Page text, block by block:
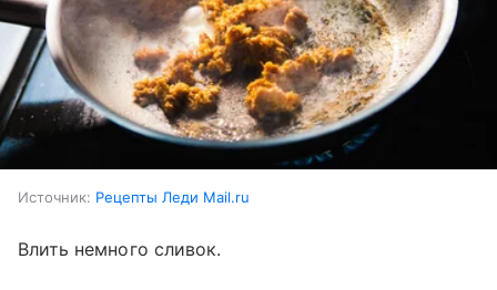
Источник: Рецепты Леди Mail.ru
Влить немного сливок.